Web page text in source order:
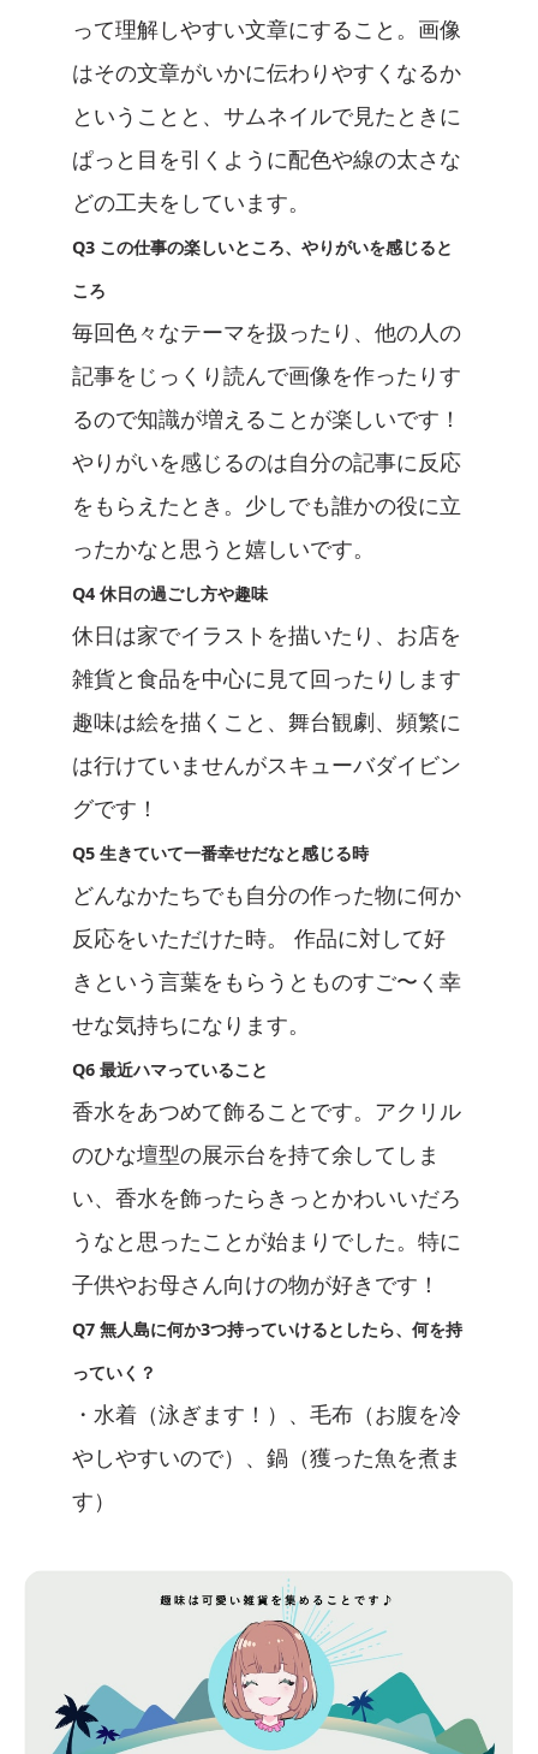
って理解しやすい文章にすること。画像
はその文章がいかに伝わりやすくなるか
ということと、サムネイルで見たときに
ぱっと目を引くように配色や線の太さな
どの工夫をしています。
Q3 この仕事の楽しいところ、やりがいを感じると
ころ
毎回色々なテーマを扱ったり、他の人の
記事をじっくり読んで画像を作ったりす
るので知識が増えることが楽しいです！
やりがいを感じるのは自分の記事に反応
をもらえたとき。少しでも誰かの役に立
ったかなと思うと嬉しいです。
Q4 休日の過ごし方や趣味
休日は家でイラストを描いたり、お店を
雑貨と食品を中心に見て回ったりします
趣味は絵を描くこと、舞台観劇、頻繁に
は行けていませんがスキューバダイビン
グです！
Q5 生きていて一番幸せだなと感じる時
どんなかたちでも自分の作った物に何か
反応をいただけた時。 作品に対して好
きという言葉をもらうとものすご〜く幸
せな気持ちになります。
Q6 最近ハマっていること
香水をあつめて飾ることです。アクリル
のひな壇型の展示台を持て余してしま
い、香水を飾ったらきっとかわいいだろ
うなと思ったことが始まりでした。特に
子供やお母さん向けの物が好きです！
Q7 無人島に何か3つ持っていけるとしたら、何を持
っていく？
・水着（泳ぎます！）、毛布（お腹を冷
やしやすいので）、鍋（獲った魚を煮ま
す）